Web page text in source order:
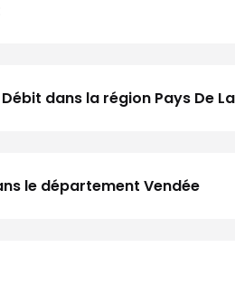
dans la région Pays De
le département Vendée